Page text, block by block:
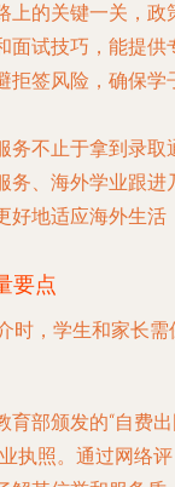
上的关键一关，政
面试技巧，能提供
拒签风险，确保学
务不止于拿到录取
务、海外学业跟进
好地适应海外生活
要点
时，学生和家长需
育部颁发的“自费
执照。通过网络评